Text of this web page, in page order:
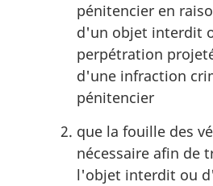
pénitencier en
d'un objet interdit
perpétration
d'une infraction
pénitencier
que la fouille des
nécessaire afin de
l'objet interdit ou